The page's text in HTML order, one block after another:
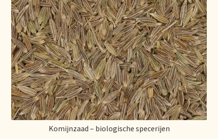
Personal Branding
Personal Branding
Personal Branding
Política de precios
Politique tarifaire
Preispolitik
Komijnzaad – biologische specerijen